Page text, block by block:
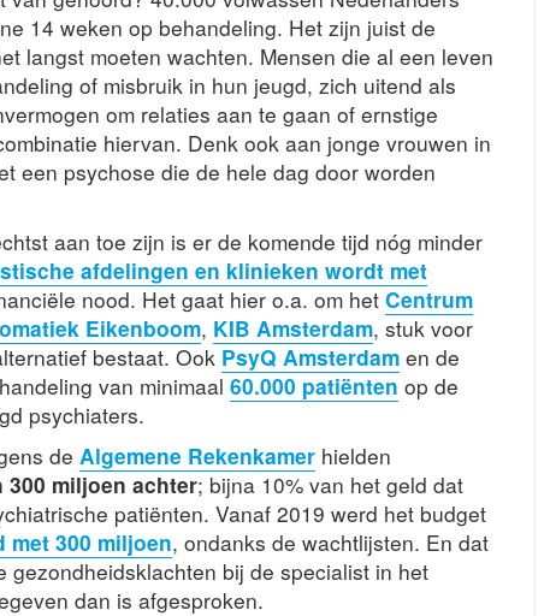
14 weken op behandeling. Het zijn juist de
langst moeten wachten. Mensen die al een leven
of misbruik in hun jeugd, zich uitend als
om relaties aan te gaan of ernstige
hiervan. Denk ook aan jonge vrouwen in
een psychose die de hele dag door worden
aan toe zijn is er de komende tijd nóg minder
afdelingen en klinieken wordt met
nood. Het gaat hier o.a. om het Centrum
Eikenboom, KIB Amsterdam, stuk voor
bestaat. Ook PsyQ Amsterdam en de
van minimaal 60.000 patiënten op de
psychiaters.
de Algemene Rekenkamer hielden
300 miljoen achter; bijna 10% van het geld dat
patiënten. Vanaf 2019 werd het budget
met 300 miljoen, ondanks de wachtlijsten. En dat
bij de specialist in het
dan is afgesproken.